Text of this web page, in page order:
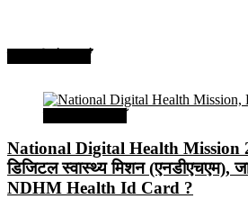
National Digital Health Mission
डिजिटल स्वास्थ्य मिशन (एनडीएचएम),
NDHM Health Id Card ?